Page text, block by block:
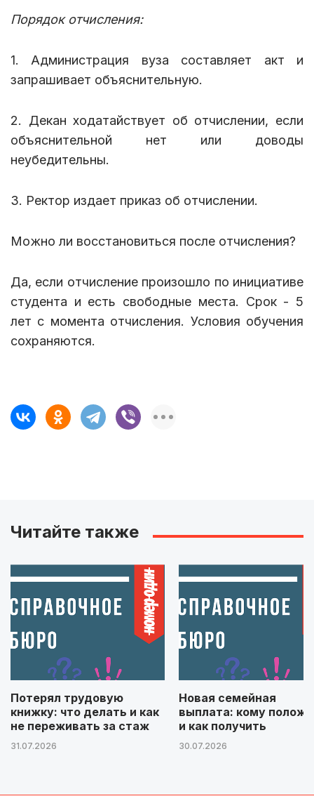
Порядок отчисления:
1. Администрация вуза составляет акт и
запрашивает объяснительную.
2. Декан ходатайствует об отчислении, если
объяснительной нет или доводы
неубедительны.
3. Ректор издает приказ об отчислении.
Можно ли восстановиться после отчисления?
Да, если отчисление произошло по инициативе
студента и есть свободные места. Срок - 5
лет с момента отчисления. Условия обучения
сохраняются.
Читайте также
Потерял трудовую
книжку: что делать и как
не переживать за стаж
31.07.2026
Новая семейная
выплата: кому
и как получить
30.07.2026